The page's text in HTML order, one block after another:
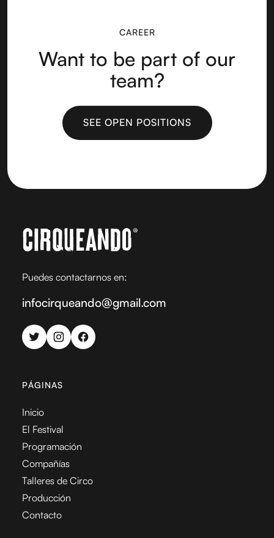
CAREER
Want to be part of our
team?
SEE OPEN POSITIONS
Puedes contactarnos en:
infocirqueando@gmail.com
PÁGINAS
Inicio
El Festival
Programación
Compañías
Talleres de Circo
Producción
Contacto